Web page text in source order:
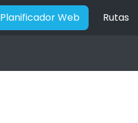
Planificador Web Rutas